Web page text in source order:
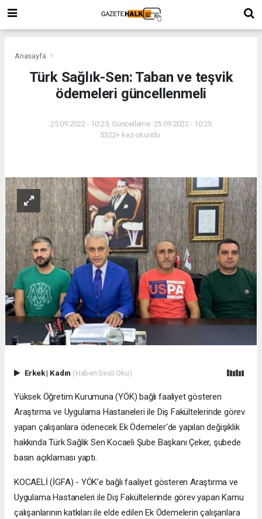
Anasayfa
Türk Sağlık-Sen: Taban ve teşvik
ödemeleri güncellenmeli
25.09.2022 - 10:25, Güncelleme: 25.09.2022 - 10:25
5322+ kez okundu.
Erkek| Kadın (Haberi Sesli Oku)
Yüksek Öğretim Kurumuna (YÖK) bağlı faaliyet gösteren
Araştırma ve Uygulama Hastaneleri ile Diş Fakültelerinde görev
yapan çalışanlara ödenecek Ek Ödemeler'de yapılan değişiklik
hakkında Türk Sağlık Sen Kocaeli Şube Başkanı Çeker, şubede
basın açıklaması yaptı.
KOCAELİ (İGFA) - YÖK’e bağlı faaliyet gösteren Araştırma ve
Uygulama Hastaneleri ile Diş Fakültelerinde görev yapan Kamu
çalışanlarının katkıları ile elde edilen Ek Ödemelerin çalışanlara